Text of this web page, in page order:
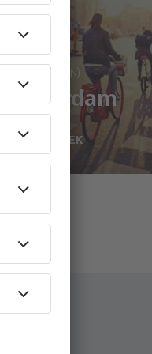
Stockholm (ARN)
Visa detaljer
1682 SEK